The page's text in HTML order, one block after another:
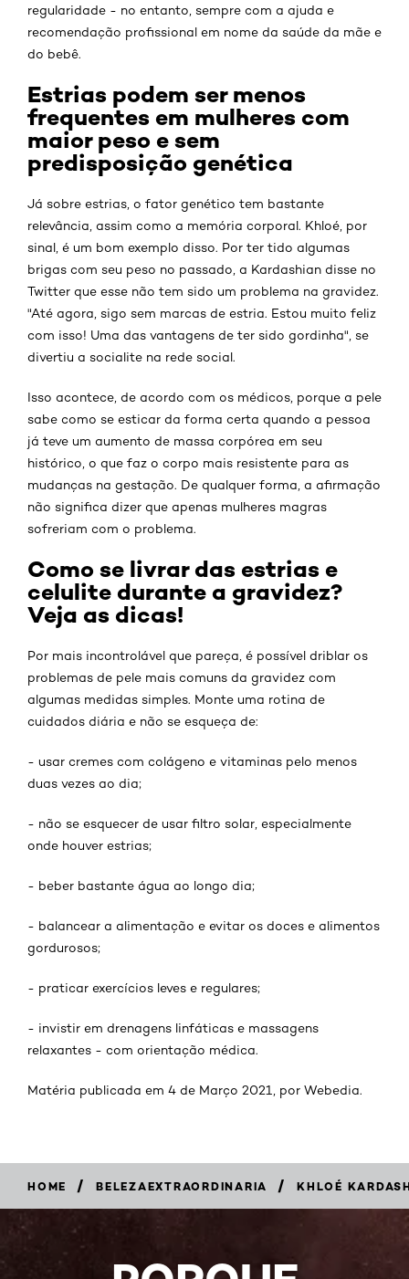
regularidade - no entanto, sempre com a ajuda e
recomendação profissional em nome da saúde da mãe e
do bebê.
Estrias podem ser menos
frequentes em mulheres com
maior peso e sem
predisposição genética
Já sobre estrias, o fator genético tem bastante
relevância, assim como a memória corporal. Khloé, por
sinal, é um bom exemplo disso. Por ter tido algumas
brigas com seu peso no passado, a Kardashian disse no
Twitter que esse não tem sido um problema na gravidez.
"Até agora, sigo sem marcas de estria. Estou muito feliz
com isso! Uma das vantagens de ter sido gordinha", se
divertiu a socialite na rede social.
Isso acontece, de acordo com os médicos, porque a pele
sabe como se esticar da forma certa quando a pessoa
já teve um aumento de massa corpórea em seu
histórico, o que faz o corpo mais resistente para as
mudanças na gestação. De qualquer forma, a afirmação
não significa dizer que apenas mulheres magras
sofreriam com o problema.
Como se livrar das estrias e
celulite durante a gravidez?
Veja as dicas!
Por mais incontrolável que pareça, é possível driblar os
problemas de pele mais comuns da gravidez com
algumas medidas simples. Monte uma rotina de
cuidados diária e não se esqueça de:
- usar cremes com colágeno e vitaminas pelo menos
duas vezes ao dia;
- não se esquecer de usar filtro solar, especialmente
onde houver estrias;
- beber bastante água ao longo dia;
- balancear a alimentação e evitar os doces e alimentos
gordurosos;
- praticar exercícios leves e regulares;
- invistir em drenagens linfáticas e massagens
relaxantes - com orientação médica.
Matéria publicada em 4 de Março 2021, por Webedia.
HOME / BELEZAEXTRAORDINARIA / KHLOÉ